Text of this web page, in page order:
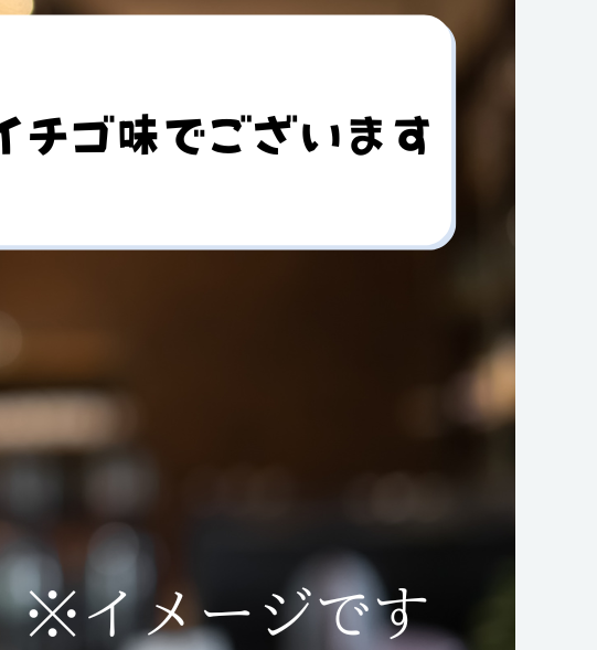
その他
採用のTIPS
基礎控除申告書
配偶者控除申告書